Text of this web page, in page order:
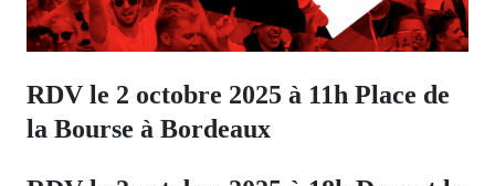
RDV le 2 octobre 2025 à 11h Place de
la Bourse à Bordeaux